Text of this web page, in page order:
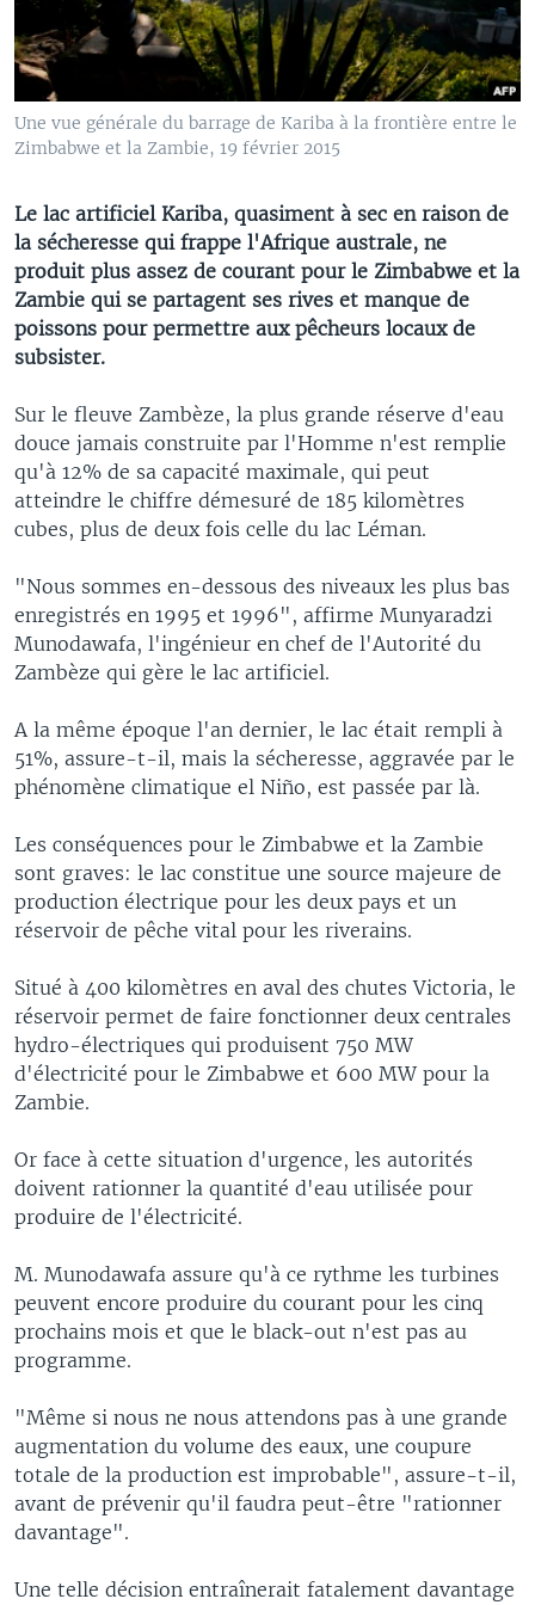
Une vue générale du barrage de Kariba à la frontière entre le
Zimbabwe et la Zambie, 19 février 2015
Le lac artificiel Kariba, quasiment à sec en raison de
la sécheresse qui frappe l'Afrique australe, ne
produit plus assez de courant pour le Zimbabwe et la
Zambie qui se partagent ses rives et manque de
poissons pour permettre aux pêcheurs locaux de
subsister.
Sur le fleuve Zambèze, la plus grande réserve d'eau
douce jamais construite par l'Homme n'est remplie
qu'à 12% de sa capacité maximale, qui peut
atteindre le chiffre démesuré de 185 kilomètres
cubes, plus de deux fois celle du lac Léman.
"Nous sommes en-dessous des niveaux les plus bas
enregistrés en 1995 et 1996", affirme Munyaradzi
Munodawafa, l'ingénieur en chef de l'Autorité du
Zambèze qui gère le lac artificiel.
A la même époque l'an dernier, le lac était rempli à
51%, assure-t-il, mais la sécheresse, aggravée par le
phénomène climatique el Niño, est passée par là.
Les conséquences pour le Zimbabwe et la Zambie
sont graves: le lac constitue une source majeure de
production électrique pour les deux pays et un
réservoir de pêche vital pour les riverains.
Situé à 400 kilomètres en aval des chutes Victoria, le
réservoir permet de faire fonctionner deux centrales
hydro-électriques qui produisent 750 MW
d'électricité pour le Zimbabwe et 600 MW pour la
Zambie.
Or face à cette situation d'urgence, les autorités
doivent rationner la quantité d'eau utilisée pour
produire de l'électricité.
M. Munodawafa assure qu'à ce rythme les turbines
peuvent encore produire du courant pour les cinq
prochains mois et que le black-out n'est pas au
programme.
"Même si nous ne nous attendons pas à une grande
augmentation du volume des eaux, une coupure
totale de la production est improbable", assure-t-il,
avant de prévenir qu'il faudra peut-être "rationner
davantage".
Une telle décision entraînerait fatalement davantage